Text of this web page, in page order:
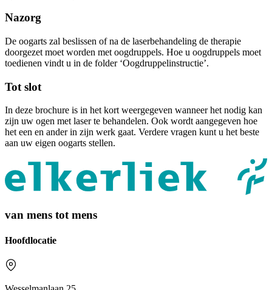
Nazorg
De oogarts zal beslissen of na de laserbehandeling de therapie
doorgezet moet worden met oogdruppels. Hoe u oogdruppels moet
toedienen vindt u in de folder ‘Oogdruppelinstructie’.
Tot slot
In deze brochure is in het kort weergegeven wanneer het nodig kan
zijn uw ogen met laser te behandelen. Ook wordt aangegeven hoe
het een en ander in zijn werk gaat. Verdere vragen kunt u het beste
aan uw eigen oogarts stellen.
van mens tot mens
Hoofdlocatie